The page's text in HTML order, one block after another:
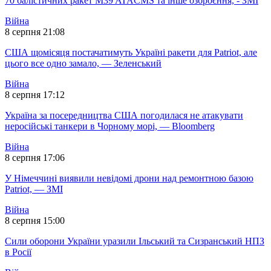
Війна
8 серпня 21:08
США щомісяця постачатимуть Україні ракети для Patriot, але
цього все одно замало, — Зеленський
Війна
8 серпня 17:12
Україна за посередництва США погодилася не атакувати
неросійські танкери в Чорному морі, — Bloomberg
Війна
8 серпня 17:06
У Німеччині виявили невідомі дрони над ремонтною базою
Patriot, — ЗМІ
Війна
8 серпня 15:00
Сили оборони України уразили Ільський та Сизранський НПЗ
в Росії